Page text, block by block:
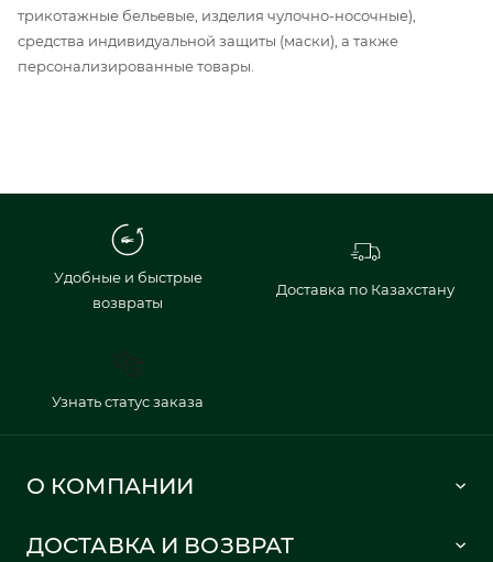
трикотажные бельевые, изделия чулочно-носочные),
средства индивидуальной защиты (маски), а также
персонализированные товары.
Удобные и быстрые
возвраты
Доставка по Казахстану
Узнать статус заказа
О КОМПАНИИ
Политика в отношении обработки персональных данных
ДОСТАВКА И ВОЗВРАТ